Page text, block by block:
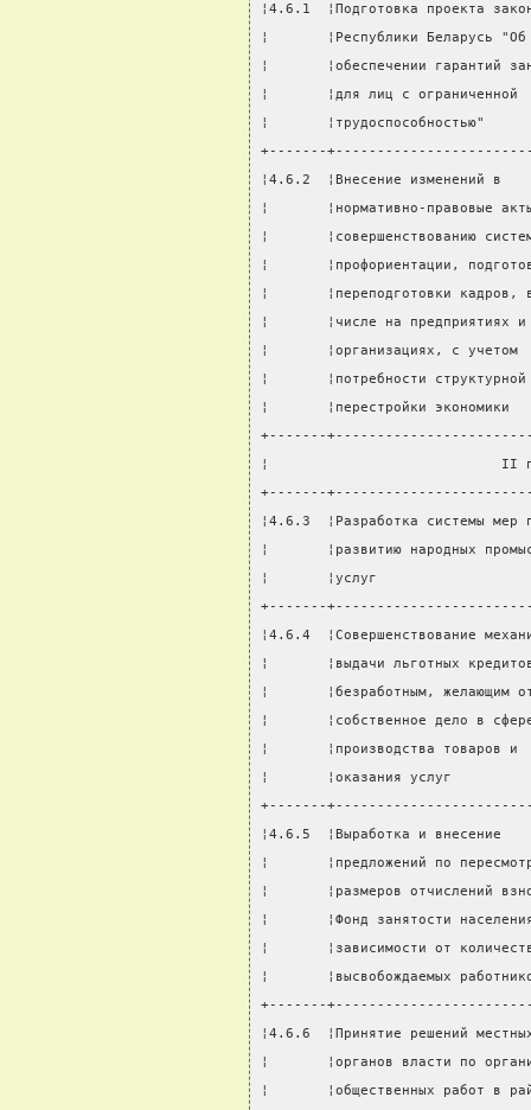
¦4.6.1  ¦Подготовка проекта
¦       ¦Республики
¦       ¦обеспечении
¦       ¦для лиц с
¦
+-------
¦4.6.2  ¦Внесение изменений
¦       ¦нормативно-
¦
¦       ¦профориентации,
¦       ¦переподготовки
¦       ¦числе на
¦       ¦организациях, с
¦       ¦потребности
¦       ¦перестройки
+-------
¦                            II
+-------
¦4.6.3  ¦Разработка системы
¦       ¦развитию народных
¦       ¦услуг
+-------
¦4.6.4  ¦Совершенствование
¦       ¦выдачи льготных
¦       ¦безработным,
¦       ¦собственное
¦       ¦производства
¦       ¦оказания услуг
+-------
¦4.6.5  ¦Выработка и
¦       ¦предложений по
¦       ¦размеров
¦       ¦Фонд занятости
¦       ¦зависимости от
¦       ¦высвобождаемых
+-------
¦4.6.6  ¦Принятие решений
¦       ¦органов власти по
¦       ¦общественных